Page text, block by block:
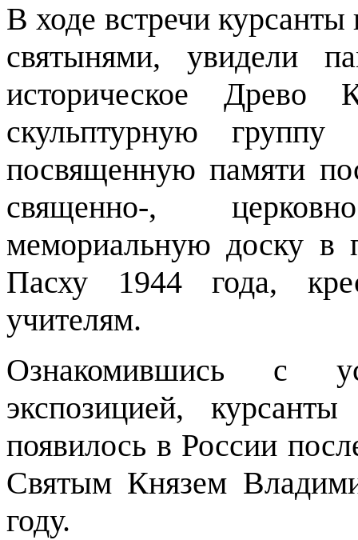
В ходе встречи
святынями, увидели
историческое Древо
скульптурную
посвященную памяти
священно-,
мемориальную доску в
Пасху 1944 года,
учителям.
Ознакомившись с
экспозицией,
появилось в России
Святым Князем
году.